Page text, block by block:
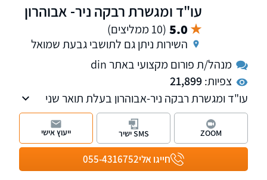
עו"ד ומגשרת רבקה ניר- אבוהרון
5.0 (10 ממליצים)
השירות ניתן גם לתושבי גבעת שמואל
מנהל/ת פורום מקצועי באתר din
צפיות:21,899
עו"ד ומגשרת רבקה ניר-אבוהרון בעלת תואר שני
במשפטים. מוסמכת לעריכת ייפוי כוח מתמשך,
בעלת ניסיון רב בייצוג ובסיוע בעסקאות מקרקעין,
פשיטת רגל, גישור ובוררות בהסכם גירושין, ודיני
משפחה - במיוחד צוואות וירושות.
חייגו אלי055-4316752
ZOOM SMS ישיר ייעוץ אישי